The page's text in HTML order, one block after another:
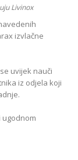
Livinox
izvlačne
uvijek nauči
iz odjela koji
ugodnom